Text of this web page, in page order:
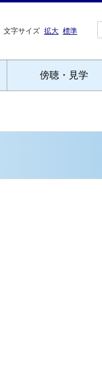
文字サイズ 拡大 標準
傍聴・見学